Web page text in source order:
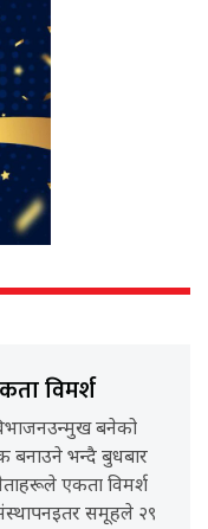
विमर्श
बनेको
बनाउने भन्दै बुधबार
एकता विमर्श
समूहले २९